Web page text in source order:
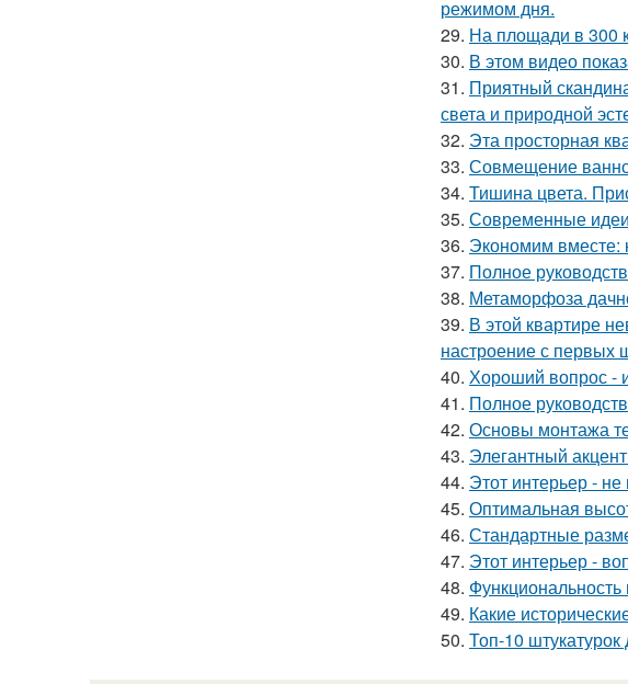
режимом дня.
29. На площади в 300
30. В этом видео
31. Приятный
света и природной
32. Эта просторная
33. Совмещение
34. Тишина цвета.
35. Современные
36. Экономим вместе:
37. Полное
38. Метаморфоза
39. В этой квартире
настроение с первых
40. Хороший вопрос - и
41. Полное
42. Основы монтажа
43. Элегантный
44. Этот интерьер -
45. Оптимальная
46. Стандартные
47. Этот интерьер -
48.
49. Какие
50. Топ-10 штукатурок